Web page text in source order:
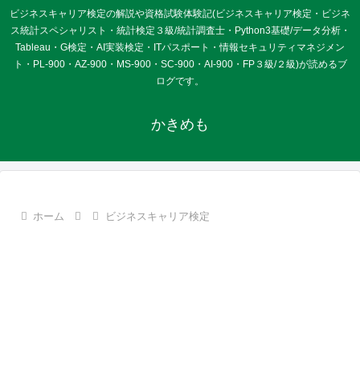
ビジネスキャリア検定の解説や資格試験体験記(ビジネスキャリア検定・ビジネ
ス統計スペシャリスト・統計検定３級/統計調査士・Python3基礎/データ分析・
Tableau・G検定・AI実装検定・ITパスポート・情報セキュリティマネジメン
ト・PL-900・AZ-900・MS-900・SC-900・AI-900・FP３級/２級)が読めるブ
ログです。
かきめも
ホーム ビジネスキャリア検定